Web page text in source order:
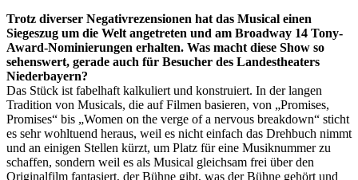
Trotz diverser Negativrezensionen hat das Musical einen
Siegeszug um die Welt angetreten und am Broadway 14 Tony-
Award-Nominierungen erhalten. Was macht diese Show so
sehenswert, gerade auch für Besucher des Landestheaters
Niederbayern?
Das Stück ist fabelhaft kalkuliert und konstruiert. In der langen
Tradition von Musicals, die auf Filmen basieren, von „Promises,
Promises“ bis „Women on the verge of a nervous breakdown“ sticht
es sehr wohltuend heraus, weil es nicht einfach das Drehbuch nimmt
und an einigen Stellen kürzt, um Platz für eine Musiknummer zu
schaffen, sondern weil es als Musical gleichsam frei über den
Originalfilm fantasiert, der Bühne gibt, was der Bühne gehört und